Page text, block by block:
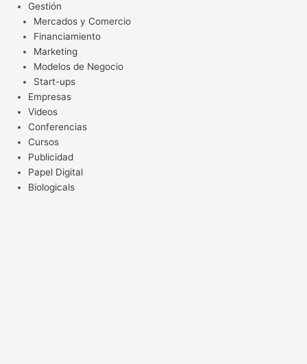
Gestión
Mercados y Comercio
Financiamiento
Marketing
Modelos de Negocio
Start-ups
Empresas
Videos
Conferencias
Cursos
Publicidad
Papel Digital
Biologicals